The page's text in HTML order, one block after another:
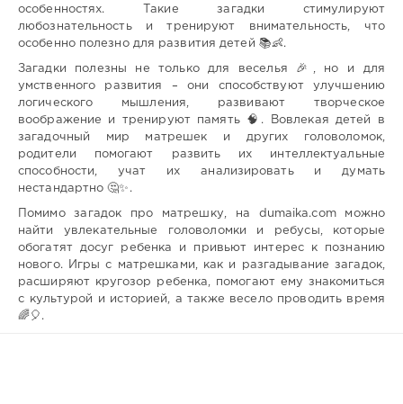
особенностях. Такие загадки стимулируют
любознательность и тренируют внимательность, что
особенно полезно для развития детей 📚👶.
Загадки полезны не только для веселья 🎉, но и для
умственного развития – они способствуют улучшению
логического мышления, развивают творческое
воображение и тренируют память 🧠. Вовлекая детей в
загадочный мир матрешек и других головоломок,
родители помогают развить их интеллектуальные
способности, учат их анализировать и думать
нестандартно 🤔✨.
Помимо загадок про матрешку, на dumaika.com можно
найти увлекательные головоломки и ребусы, которые
обогатят досуг ребенка и привьют интерес к познанию
нового. Игры с матрешками, как и разгадывание загадок,
расширяют кругозор ребенка, помогают ему знакомиться
с культурой и историей, а также весело проводить время
🌈🎈.